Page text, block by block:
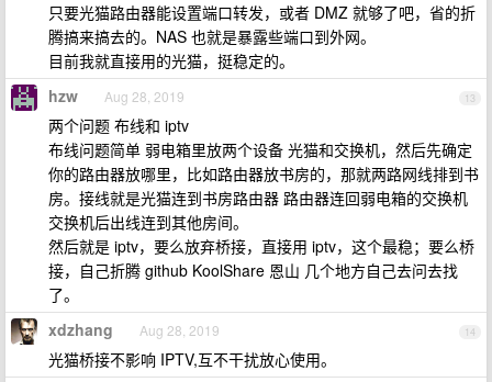
只要光猫路由器能设置端口转发，或者 DMZ 就够了吧，省的折
腾搞来搞去的。NAS 也就是暴露些端口到外网。
目前我就直接用的光猫，挺稳定的。
13
hzw Aug 28, 2019
两个问题 布线和 iptv
布线问题简单 弱电箱里放两个设备 光猫和交换机，然后先确定
你的路由器放哪里，比如路由器放书房的，那就两路网线排到书
房。接线就是光猫连到书房路由器 路由器连回弱电箱的交换机
交换机后出线连到其他房间。
然后就是 iptv，要么放弃桥接，直接用 iptv，这个最稳；要么桥
接，自己折腾 github KoolShare 恩山 几个地方自己去问去找
了。
14
xdzhang Aug 28, 2019
光猫桥接不影响 IPTV,互不干扰放心使用。